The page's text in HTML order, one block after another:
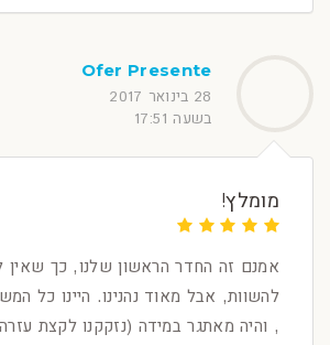
Ofer Presente
28 בינואר 2017
בשעה 17:51
מומלץ!
אמנם זה החדר הראשון שלנו, כך שאין
, והיה מאתגר במידה (נזקקנו לקצת